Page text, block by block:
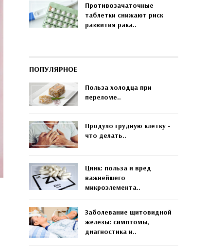
Противозачаточные
таблетки снижают риск
развития рака..
ПОПУЛЯРНОЕ
Польза холодца при
переломе..
Продуло грудную клетку -
что делать..
Цинк: польза и вред
важнейшего
микроэлемента..
Заболевание щитовидной
железы: симптомы,
диагностика и..